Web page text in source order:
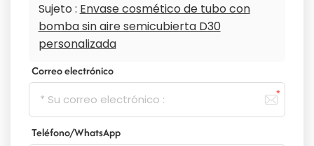
Sujeto : Envase cosmético de tubo con
bomba sin aire semicubierta D30
personalizada
Correo electrónico
Teléfono/WhatsApp